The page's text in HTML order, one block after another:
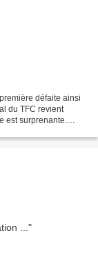
défaite ainsi
du TFC revient
est surprenante.